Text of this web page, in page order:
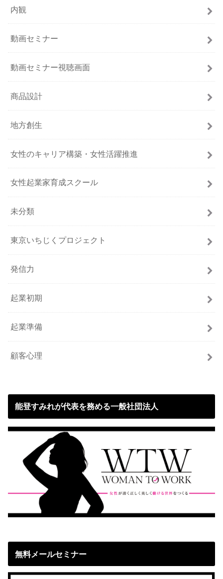
内観
動画セミナー
動画セミナー視聴画面
商品設計
地方創生
女性のキャリア構築・女性活躍推進
女性起業家育成スクール
未分類
東京いちじくプロジェクト
発信力
起業初期
起業準備
顧客心理
能登すみれが代表を務める一般社団法人
無料メールセミナー